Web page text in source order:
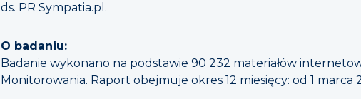
ds. PR Sympatia.pl.
O badaniu:
Badanie wykonano na podstawie 90 232 materiałów
Monitorowania. Raport obejmuje okres 12 miesięcy: od 1 marca